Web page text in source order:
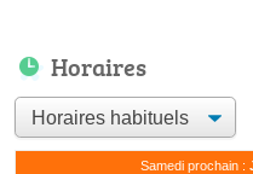
Horaires
Samedi prochain :